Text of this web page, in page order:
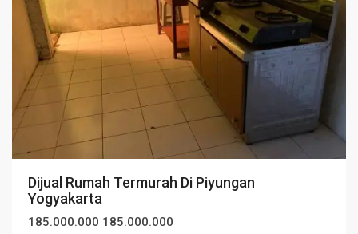
Dijual Rumah Termurah Di Piyungan
Yogyakarta
185.000.000 185.000.000